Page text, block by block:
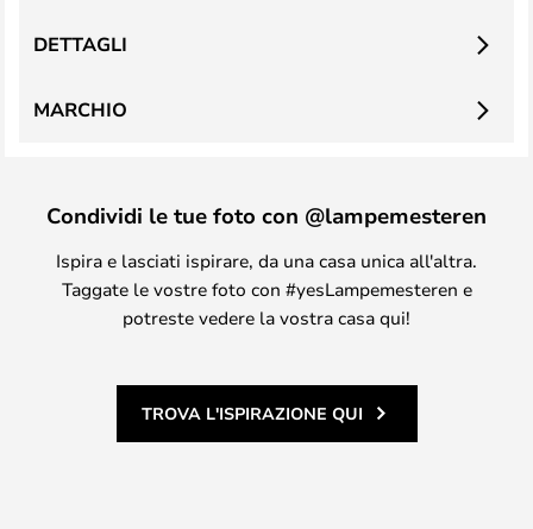
DETTAGLI
MARCHIO
Condividi le tue foto con @lampemesteren
Ispira e lasciati ispirare, da una casa unica all'altra.
Taggate le vostre foto con #yesLampemesteren e
potreste vedere la vostra casa qui!
TROVA L'ISPIRAZIONE QUI